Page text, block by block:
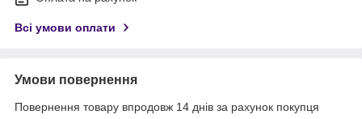
Всі умови оплати
Умови повернення
Повернення товару впродовж 14 днів за рахунок покупця